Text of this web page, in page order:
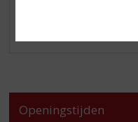
Openingstijden